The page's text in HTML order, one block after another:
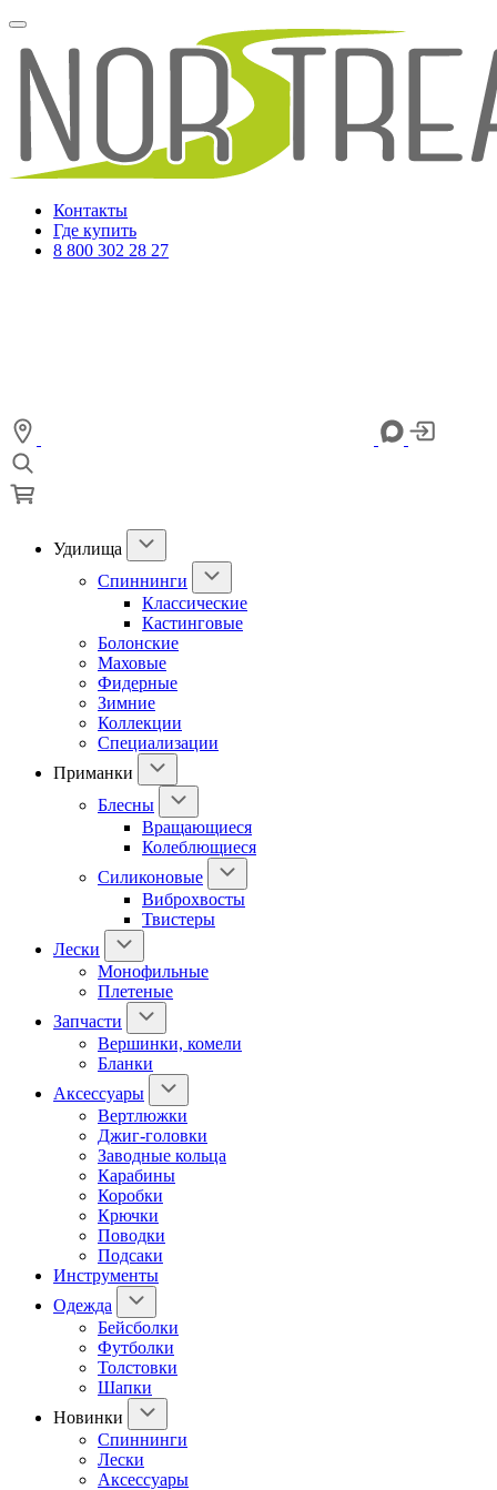
Контакты
Где купить
8 800 302 28 27
Удилища
Спиннинги
Классические
Кастинговые
Болонские
Маховые
Фидерные
Зимние
Коллекции
Специализации
Приманки
Блесны
Вращающиеся
Колеблющиеся
Силиконовые
Виброхвосты
Твистеры
Лески
Монофильные
Плетеные
Запчасти
Вершинки, комели
Бланки
Аксессуары
Вертлюжки
Джиг-головки
Заводные кольца
Карабины
Коробки
Крючки
Поводки
Подсаки
Инструменты
Одежда
Бейсболки
Футболки
Толстовки
Шапки
Новинки
Спиннинги
Лески
Аксессуары